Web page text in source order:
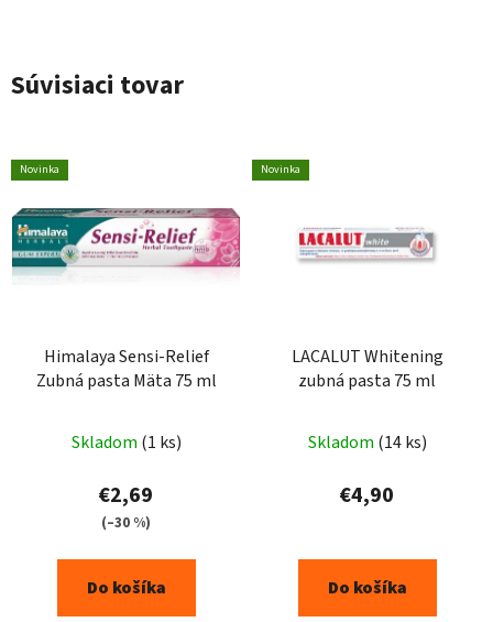
Súvisiaci tovar
Novinka
Himalaya Sensi-Relief
Zubná pasta Mäta 75 ml
Skladom (1 ks)
€2,69
(–30 %)
Do košíka
Novinka
LACALUT Whitening
zubná pasta 75 ml
Skladom (14 ks)
€4,90
Do košíka